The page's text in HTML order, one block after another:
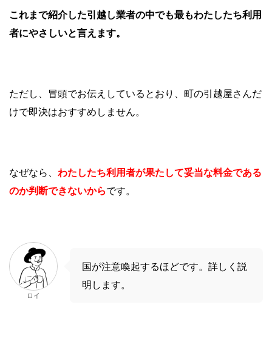
これまで紹介した引越し業者の中でも最もわたしたち利用
者にやさしいと言えます。
ただし、冒頭でお伝えしているとおり、町の引越屋さんだ
けで即決はおすすめしません。
なぜなら、 わたしたち利用者が果たして妥当な料金である
のか判断できないからです。
ロイ
国が注意喚起するほどです。詳しく説
明します。